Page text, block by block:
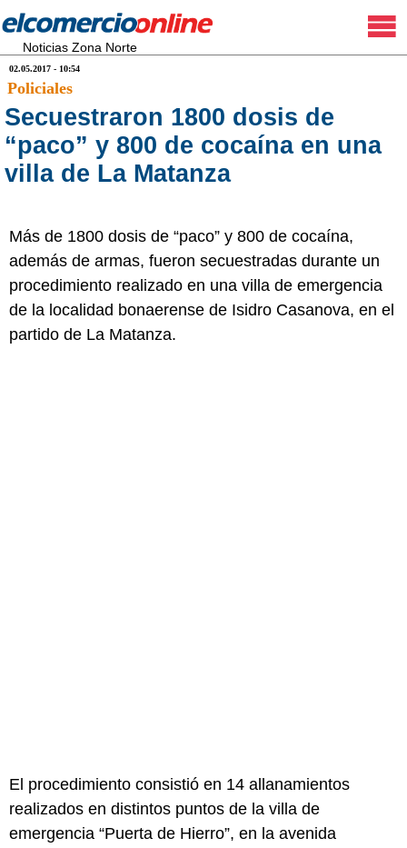
Noticias Zona Norte
02.05.2017 - 10:54
Policiales
Secuestraron 1800 dosis de
“paco” y 800 de cocaína en una
villa de La Matanza
Más de 1800 dosis de “paco” y 800 de cocaína,
además de armas, fueron secuestradas durante un
procedimiento realizado en una villa de emergencia
de la localidad bonaerense de Isidro Casanova, en el
partido de La Matanza.
El procedimiento consistió en 14 allanamientos
realizados en distintos puntos de la villa de
emergencia “Puerta de Hierro”, en la avenida